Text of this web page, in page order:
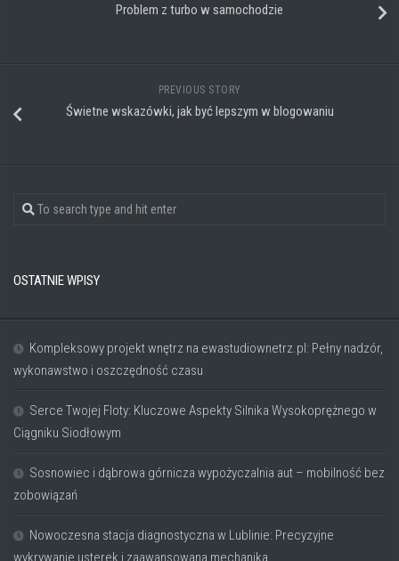
Problem z turbo w samochodzie
PREVIOUS STORY
Świetne wskazówki, jak być lepszym w blogowaniu
OSTATNIE WPISY
Kompleksowy projekt wnętrz na ewastudiownetrz.pl: Pełny nadzór,
wykonawstwo i oszczędność czasu
Serce Twojej Floty: Kluczowe Aspekty Silnika Wysokoprężnego w
Ciągniku Siodłowym
Sosnowiec i dąbrowa górnicza wypożyczalnia aut – mobilność bez
zobowiązań
Nowoczesna stacja diagnostyczna w Lublinie: Precyzyjne
wykrywanie usterek i zaawansowana mechanika